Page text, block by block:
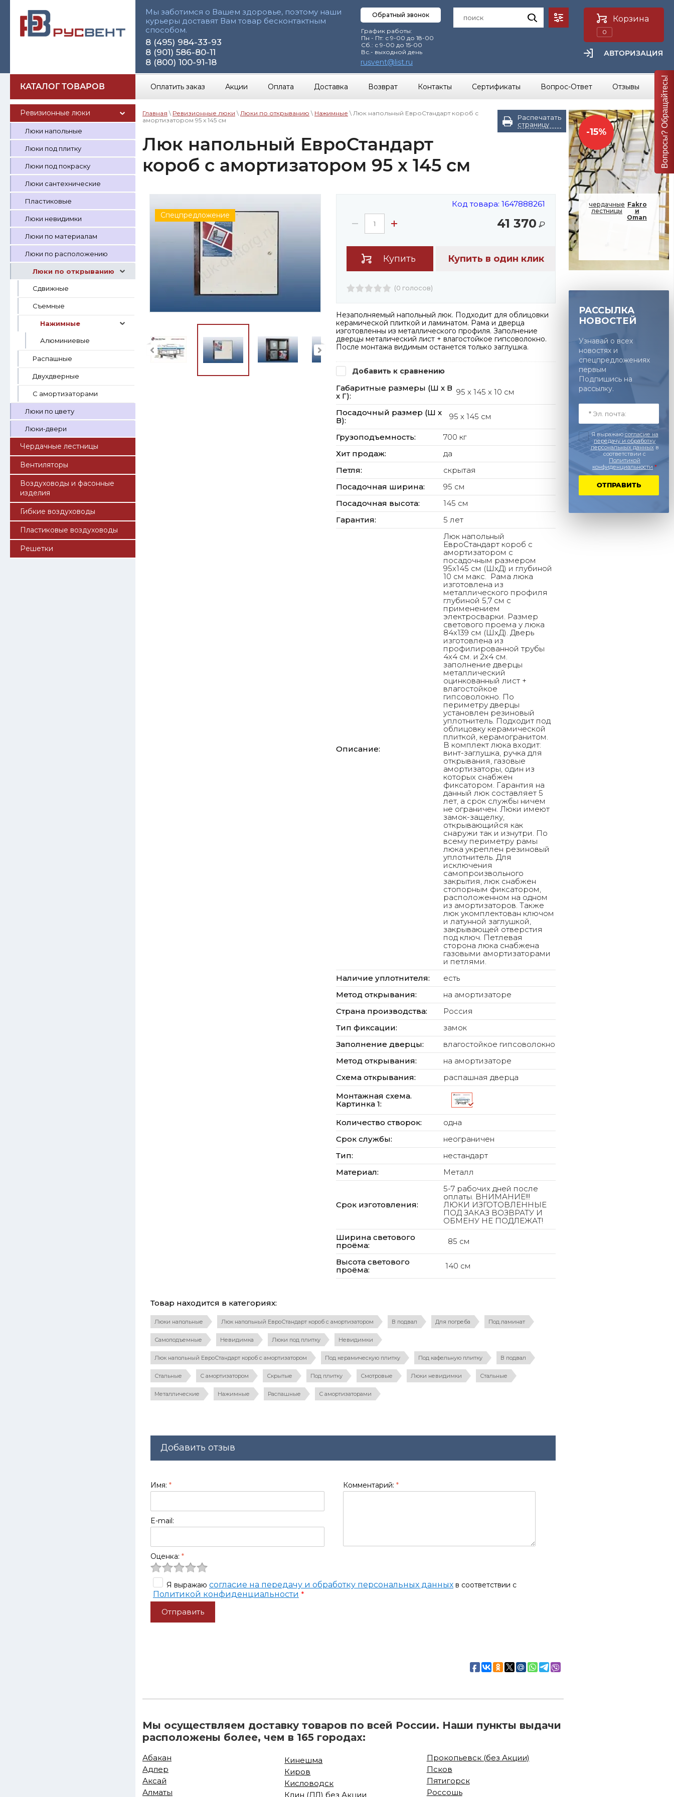
Мы заботимся о Вашем здоровье, поэтому наши
курьеры доставят Вам товар бесконтактным
способом.
8 (495) 984-33-93
8 (901) 586-80-11
8 (800) 100-91-18
Обратный звонок
График работы:
Пн - Пт: с 9-00 до 18-00
Сб.: с 9-00 до 15-00
Вс.- выходной день
rusvent@list.ru
Корзина
0
АВТОРИЗАЦИЯ
КАТАЛОГ ТОВАРОВ
Ревизионные люки
Люки напольные
Люки под плитку
Люки под покраску
Люки сантехнические
Пластиковые
Люки невидимки
Люки по материалам
Люки по расположению
Люки по открыванию
Сдвижные
Съемные
Нажимные
Алюминиевые
Распашные
Двухдверные
С амортизаторами
Люки по цвету
Люки-двери
Чердачные лестницы
Вентиляторы
Воздуховоды и фасонные
изделия
Гибкие воздуховоды
Пластиковые воздуховоды
Решетки
Оплатить заказ Акции Оплата Доставка Возврат Контакты Сертификаты Вопрос-Ответ Отзывы ...
Главная \ Ревизионные люки \ Люки по открыванию \ Нажимные \ Люк напольный ЕвроСтандарт короб с
амортизатором 95 x 145 см
Люк напольный ЕвроСтандарт
короб с амортизатором 95 x 145 см
Распечатать
страницу
Спецпредложение
Код товара: 1647888261
41 370 ₽
Купить Купить в один клик
(0 голосов)
Незаполняемый напольный люк. Подходит для облицовки
керамической плиткой и ламинатом. Рама и дверца
изготовленны из металлического профиля. Заполнение
дверцы металический лист + влагостойкое гипсоволокно.
После монтажа видимым останется только заглушка.
Добавить к сравнению
Габаритные размеры (Ш х В
х Г):
95 x 145 x 10 см
Посадочный размер (Ш х
В):
95 x 145 см
Грузоподъемность:
700 кг
Хит продаж:
да
Петля:
скрытая
Посадочная ширина:
95 см
Посадочная высота:
145 см
Гарантия:
5 лет
Описание:
Люк напольный
ЕвроСтандарт короб с
амортизатором с
посадочным размером
95х145 см (ШхД) и глубиной
10 cм макс. Рама люка
изготовлена из
металлического профиля
глубиной 5,7 cм с
применением
электросварки. Размер
светового проема у люка
84х139 см (ШхД). Дверь
изготовлена из
профилированной трубы
4х4 cм. и 2х4 cм.
заполнение дверцы
металлический
оцинкованный лист +
влагостойкое
гипсоволокно. По
периметру дверцы
установлен резиновый
уплотнитель. Подходит под
облицовку керамической
плиткой, керамогранитом.
В комплект люка входит:
винт-заглушка, ручка для
открывания, газовые
амортизаторы, один из
которых снабжен
фиксатором. Гарантия на
данный люк составляет 5
лет, а срок службы ничем
не ограничен. Люки имеют
замок-защелку,
открывающийся как
снаружи так и изнутри. По
всему периметру рамы
люка укреплен резиновый
уплотнитель. Для
исключения
самопроизвольного
закрытия, люк снабжен
стопорным фиксатором,
расположенном на одном
из амортизаторов. Также
люк укомплектован ключом
и латунной заглушкой,
закрывающей отверстия
под ключ. Петлевая
сторона люка снабжена
газовыми амортизаторами
и петлями.
Наличие уплотнителя:
есть
Метод открывания:
на амортизаторе
Страна производства:
Россия
Тип фиксации:
замок
Заполнение дверцы:
влагостойкое гипсоволокно
Метод открывания:
на амортизаторе
Схема открывания:
распашная дверца
Монтажная схема.
Картинка 1:
Количество створок:
одна
Срок службы:
неограничен
Тип:
нестандарт
Материал:
Металл
Срок изготовления:
5-7 рабочих дней после
оплаты. ВНИМАНИЕ!!!
ЛЮКИ ИЗГОТОВЛЕННЫЕ
ПОД ЗАКАЗ ВОЗВРАТУ И
ОБМЕНУ НЕ ПОДЛЕЖАТ!
Ширина светового
проёма:
85 см
Высота светового
проёма:
140 см
Товар находится в категориях:
Люки напольные Люк напольный ЕвроСтандарт короб с амортизатором В подвал Для погреба Под ламинат
Самоподъемные Невидимка Люки под плитку Невидимки
Люк напольный ЕвроСтандарт короб с амортизатором Под керамическую плитку Под кафельную плитку В подвал
Стальные С амортизатором Скрытые Под плитку Смотровые Люки невидимки Стальные
Металлические Нажимные Распашные С амортизаторами
Добавить отзыв
Имя: *
E-mail:
Комментарий: *
Оценка: *
Я выражаю согласие на передачу и обработку персональных данных в соответствии с
Политикой конфиденциальности *
Мы осуществляем доставку товаров по всей России. Наши пункты выдачи
расположены более, чем в 165 городах:
Абакан
Адлер
Аксай
Алматы
Кинешма
Киров
Кисловодск
Клин (ДЛ) без Акции
Прокопьевск (без Акции)
Псков
Пятигорск
Россошь
-15%
чердачные
лестницы
Fakro
и
Oman
РАССЫЛКА
НОВОСТЕЙ
Узнавай о всех
новостях и
спецпредложениях
первым
Подпишись на
рассылку.
Я выражаю согласие на
передачу и обработку
персональных данных в
соответствии с
Политикой
конфиденциальности *
ОТПРАВИТЬ
Вопросы? Обращайтесь!